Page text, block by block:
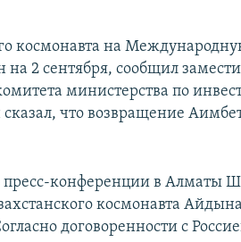
космонавта на
2 сентября, сообщил
министерства по
что возвращение
пресс-конференции в Алматы
космонавта
договоренности с